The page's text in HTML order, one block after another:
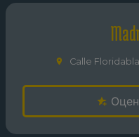
Calle